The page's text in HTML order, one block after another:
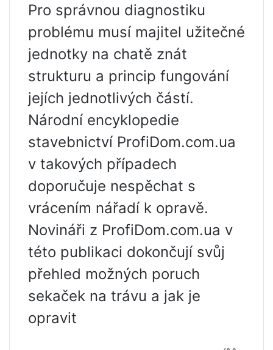
Pro správnou diagnostiku
problému musí majitel užitečné
jednotky na chatě znát
strukturu a princip fungování
jejích jednotlivých částí.
Národní encyklopedie
stavebnictví ProfiDom.com.ua
v takových případech
doporučuje nespěchat s
vrácením nářadí k opravě.
Novináři z ProfiDom.com.ua v
této publikaci dokončují svůj
přehled možných poruch
sekaček na trávu a jak je
opravit